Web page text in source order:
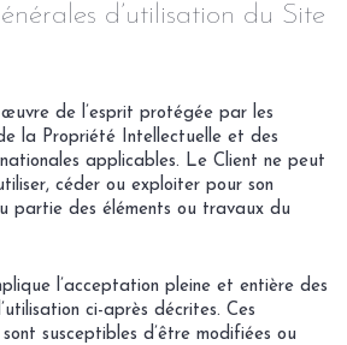
d’utilisation du Site
de l’esprit protégée par les
la Propriété Intellectuelle et des
applicables. Le Client ne peut
céder ou exploiter pour son
partie des éléments ou travaux du
l’acceptation pleine et entière des
ci-après décrites. Ces
susceptibles d’être modifiées ou